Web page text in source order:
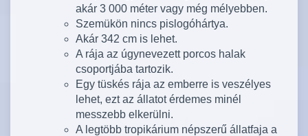
akár 3 000 méter vagy még mélyebben.
Szemükön nincs pislogóhártya.
Akár 342 cm is lehet.
A rája az úgynevezett porcos halak
csoportjába tartozik.
Egy tüskés rája az emberre is veszélyes
lehet, ezt az állatot érdemes minél
messzebb elkerülni.
A legtöbb tropikárium népszerű állatfaja a